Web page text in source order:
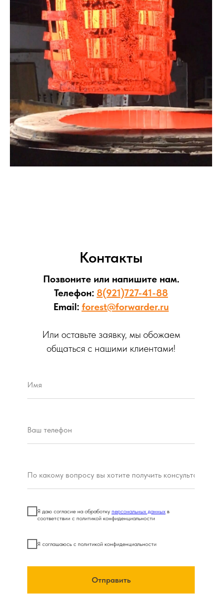
Контакты
Позвоните или напишите нам.
Телефон: 8(921)727-41-88
Email: forest@forwarder.ru
Или оставьте заявку, мы обожаем
общаться с нашими клиентами!
Я даю согласие на обработку персональных данных в
соответствии с политикой конфиденциальности
Я соглашаюсь c политикой конфиденциальности
Отправить